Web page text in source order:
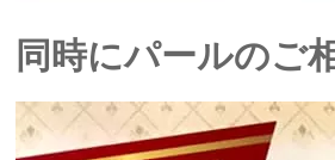
同時にパールのご